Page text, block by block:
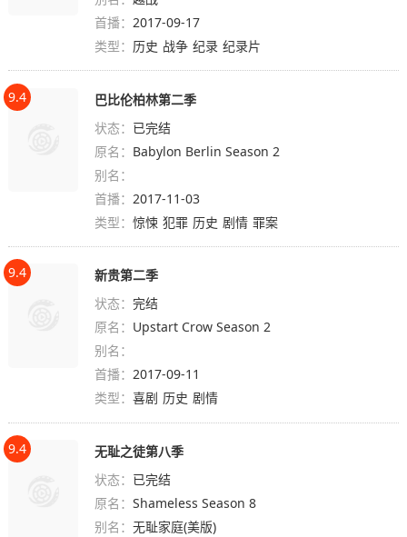
首播： 2017-09-17
类型： 历史 战争 纪录 纪录片
9.4
巴比伦柏林第二季
状态： 已完结
原名： Babylon Berlin Season 2
别名：
首播： 2017-11-03
类型：惊悚 犯罪 历史 剧情 罪案
9.4
新贵第二季
状态：完结
原名： Upstart Crow Season 2
别名：
首播：2017-09-11
类型：喜剧 历史 剧情
9.4
无耻之徒第八季
状态： 已完结
原名：Shameless Season 8
别名：无耻家庭(美版)